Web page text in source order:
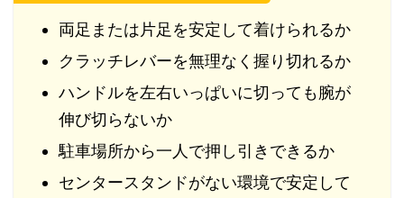
両足または片足を安定して着けられるか
クラッチレバーを無理なく握り切れるか
ハンドルを左右いっぱいに切っても腕が
伸び切らないか
駐車場所から一人で押し引きできるか
センタースタンドがない環境で安定して